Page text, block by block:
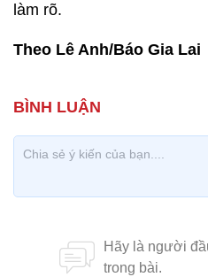
làm rõ.
Theo Lê Anh/Báo Gia Lai